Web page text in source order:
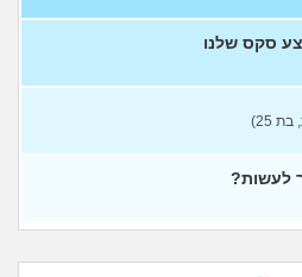
עצות
סקס שלנו
25)
לעשות?